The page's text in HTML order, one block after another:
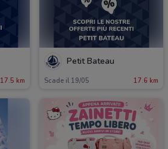
17.5 km
Petit Bateau
Scade il 19/05 17.6 km